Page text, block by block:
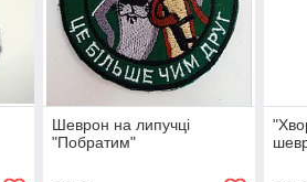
Шеврон на липучці
"Побратим"